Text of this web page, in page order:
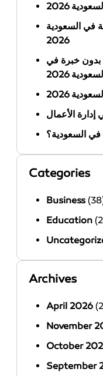
2026
في السعودية
2026
خبرة في
السعودية 2026
2026
السعودية؟
Categories
Business
Education
Archives
April 2026
November
October
September